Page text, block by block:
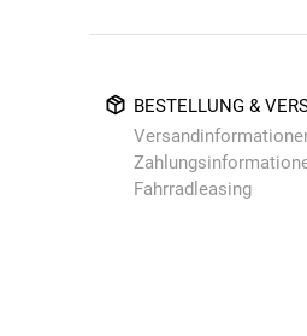
BESTELLUNG &
Fahrradleasing